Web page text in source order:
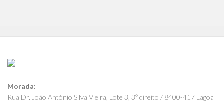
Morada:
Rua Dr. João António Silva Vieira, Lote 3, 3º direito / 8400-417 Lagoa